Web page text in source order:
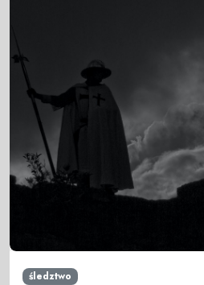
śledztwo